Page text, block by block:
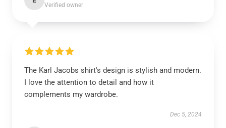
Verified owner
The Karl Jacobs shirt's design is stylish and modern.
I love the attention to detail and how it
complements my wardrobe.
Dec 5, 2024